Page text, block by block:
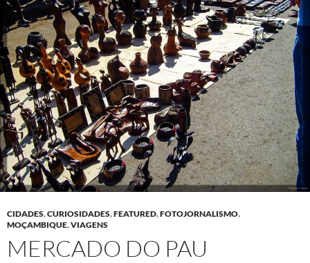
CIDADES,CURIOSIDADES,FEATURED,FOTOJORNALISMO,
MOÇAMBIQUE,VIAGENS
MERCADO DO PAU